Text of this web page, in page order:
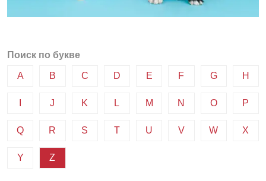
Поиск по букве
A B C D E F G H
J K L M N O P
Q R S T U V W X
Y Z